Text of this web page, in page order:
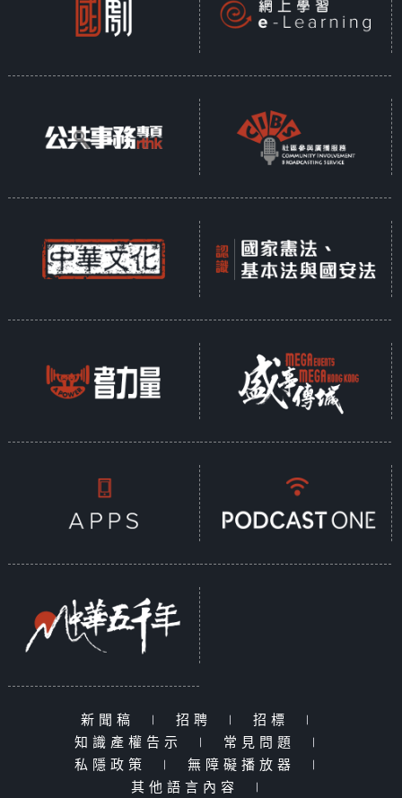
新聞稿 | 招聘 | 招標
|
知識產權告示
| 常見問題
|
私隱政策
| 無障礙播放器
|
其他語言內容
|